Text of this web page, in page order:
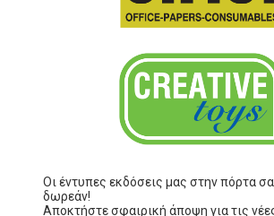
Οι έντυπες εκδόσεις μας στην πόρτα
δωρεάν!
Αποκτήστε σφαιρική άποψη για τις